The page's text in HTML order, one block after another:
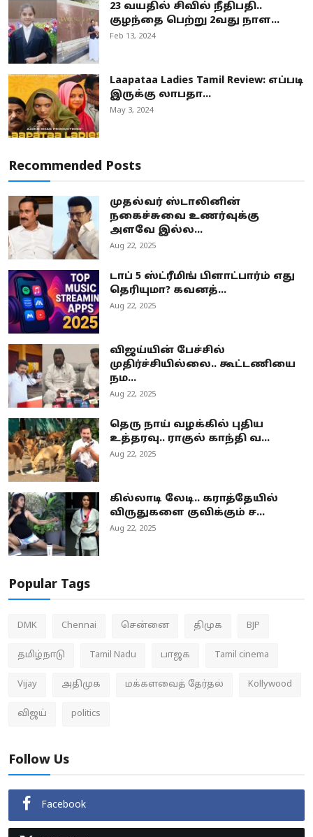
23 வயதில் சிவில் நீதிபதி..
குழந்தை பெற்று 2வது நாள...
Feb 13, 2024
Laapataa Ladies Tamil Review: எப்படி
இருக்கு லாபதா...
May 3, 2024
Recommended Posts
முதல்வர் ஸ்டாலினின்
நகைச்சுவை உணர்வுக்கு
அளவே இல்ல...
Aug 22, 2025
டாப் 5 ஸ்ட்ரீமிங் பிளாட்பார்ம் எது
தெரியுமா? கவனத்...
Aug 22, 2025
விஜய்யின் பேச்சில்
முதிர்ச்சியில்லை.. கூட்டணியை
நம...
Aug 22, 2025
தெரு நாய் வழக்கில் புதிய
உத்தரவு.. ராகுல் காந்தி வ...
Aug 22, 2025
கில்லாடி லேடி.. கராத்தேயில்
விருதுகளை குவிக்கும் ச...
Aug 22, 2025
Popular Tags
DMK Chennai சென்னை திமுக BJP
தமிழ்நாடு Tamil Nadu பாஜக Tamil cinema
Vijay அதிமுக மக்களவைத் தேர்தல் Kollywood
விஜய் politics
Follow Us
Facebook